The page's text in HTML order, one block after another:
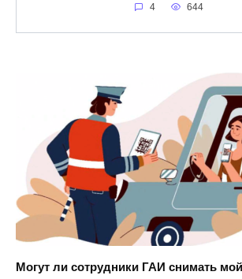
4 644
Могут ли сотрудники ГАИ снимать